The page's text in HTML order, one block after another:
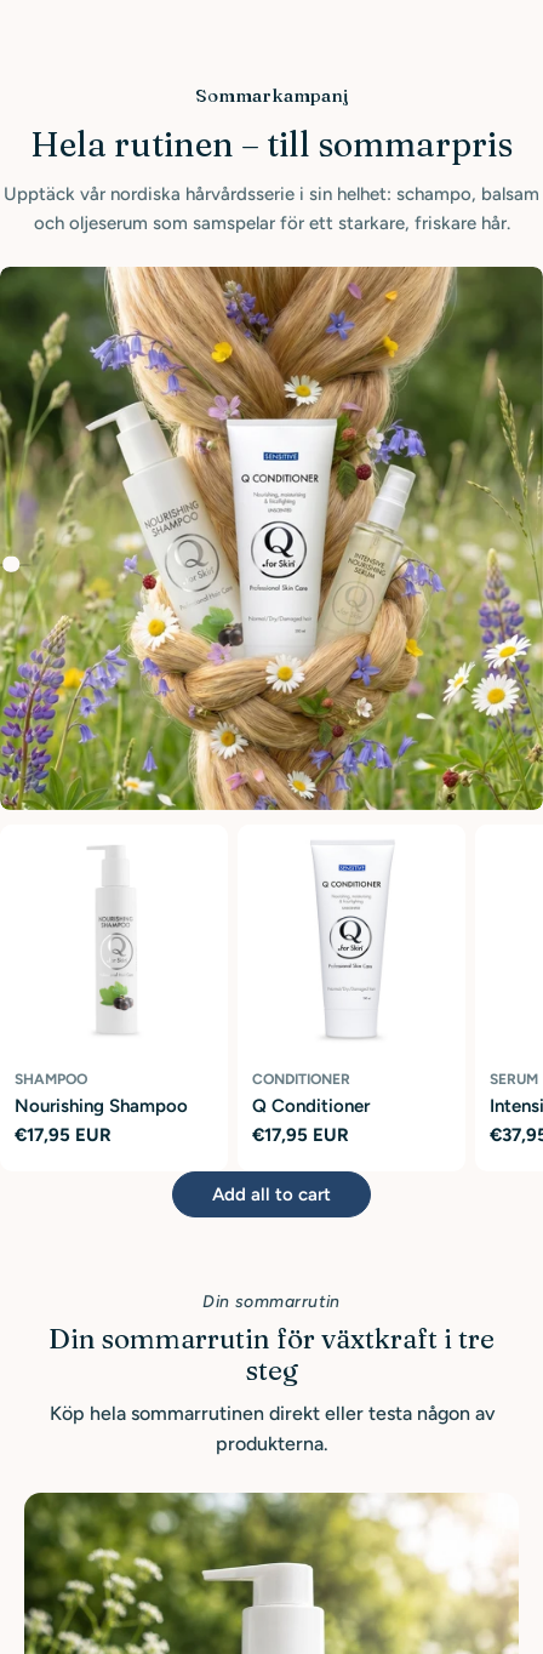
Sommarkampanj
Hela rutinen – till sommarpris
Upptäck vår nordiska hårvårdsserie i sin helhet: schampo, balsam
och oljeserum som samspelar för ett starkare, friskare hår.
SHAMPOO
Nourishing Shampoo
Regular
€17,95 EUR
CONDITIONER
Q Conditioner
Regular
€17,95 EUR
SERUM
Serum
Add all to cart
Din sommarrutin
Din sommarrutin för växtkraft i tre
steg
Köp hela sommarrutinen direkt eller testa någon av
produkterna.